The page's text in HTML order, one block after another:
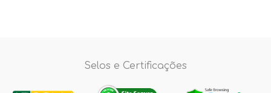
Selos e Certificações